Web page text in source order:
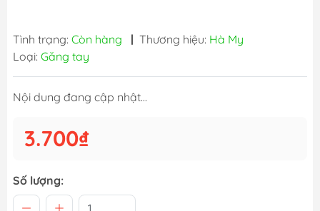
Tình trạng: Còn hàng | Thương hiệu: Hà My
Loại: Găng tay
Nội dung đang cập nhật...
3.700₫
Số lượng: